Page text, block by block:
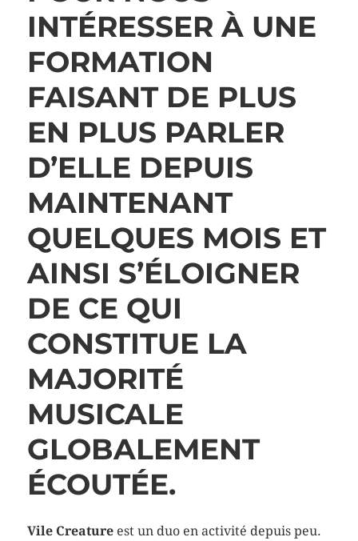
INTÉRESSER À UNE
FORMATION
FAISANT DE PLUS
EN PLUS PARLER
D’ELLE DEPUIS
MAINTENANT
QUELQUES MOIS ET
AINSI S’ÉLOIGNER
DE CE QUI
CONSTITUE LA
MAJORITÉ
MUSICALE
GLOBALEMENT
ÉCOUTÉE.
Vile Creatureest un duo en activité depuis peu.